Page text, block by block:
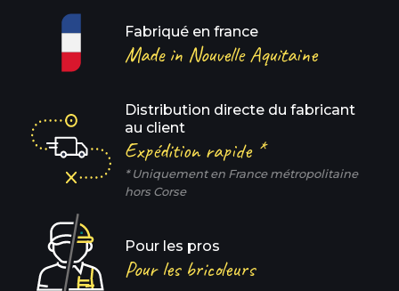
Fabriqué en france
Made in Nouvelle Aquitaine
Distribution directe du fabricant
au client
Expédition rapide *
* Uniquement en France métropolitaine
hors Corse
Pour les pros
Pour les bricoleurs